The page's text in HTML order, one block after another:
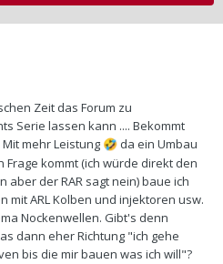
Zeit das Forum zu
Serie lassen kann .... Bekommt
mehr Leistung 🤣 da ein Umbau
kommt (ich würde direkt den
aber der RAR sagt nein) baue ich
mit ARL Kolben und injektoren usw.
Nockenwellen. Gibt's denn
dann eher Richtung "ich gehe
bis die mir bauen was ich will"?